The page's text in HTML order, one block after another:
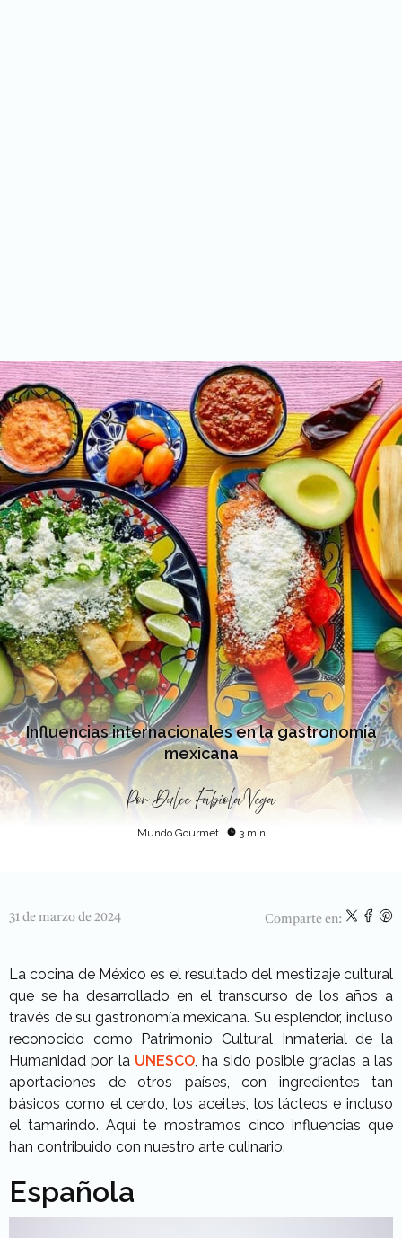
Influencias internacionales en la gastronomía
mexicana
PorDulce Fabiola Vega
Mundo Gourmet 3 min
31 de marzo de 2024 Comparte en:
La cocina de México es el resultado del mestizaje cultural
que se ha desarrollado en el transcurso de los años a
través de su gastronomía mexicana. Su esplendor, incluso
reconocido como Patrimonio Cultural Inmaterial de la
Humanidad por la UNESCO, ha sido posible gracias a las
aportaciones de otros países, con ingredientes tan
básicos como el cerdo, los aceites, los lácteos e incluso
el tamarindo. Aquí te mostramos cinco influencias que
han contribuido con nuestro arte culinario.
Española